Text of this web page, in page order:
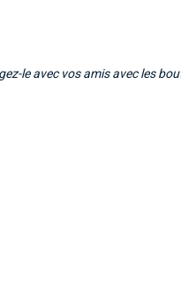
le avec vos amis avec les